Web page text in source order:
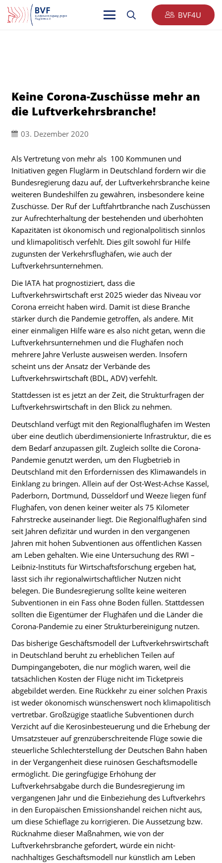
BVF4U
Keine Corona-Zuschüsse mehr an
die Luftverkehrsbranche!
03. Dezember 2020
Als Vertretung von mehr als 100 Kommunen und
Initiativen gegen Fluglärm in Deutschland fordern wir die
Bundesregierung dazu auf, der Luftverkehrsbranche keine
weiteren Bundeshilfen zu gewähren, insbesondere keine
Zuschüsse. Der Ruf der Luftfahrtbranche nach Zuschüssen
zur Aufrechterhaltung der bestehenden und überhöhten
Kapazitäten ist ökonomisch und regionalpolitisch sinnlos
und klimapolitisch verfehlt. Dies gilt sowohl für Hilfe
zugunsten der Verkehrsflughäfen, wie auch der
Luftverkehrsunternehmen.
Die IATA hat prognostiziert, dass die
Luftverkehrswirtschaft erst 2025 wieder das Niveau vor
Corona erreicht haben wird. Damit ist diese Branche
stärker durch die Pandemie getroffen, als andere. Mit
einer einmaligen Hilfe wäre es also nicht getan, wenn die
Luftverkehrsunternehmen und die Flughäfen noch
mehrere Jahre Verluste ausweisen werden. Insofern
scheint uns der Ansatz der Verbände des
Luftverkehrswirtschaft (BDL, ADV) verfehlt.
Stattdessen ist es jetzt an der Zeit, die Strukturfragen der
Luftverkehrswirtschaft in den Blick zu nehmen.
Deutschland verfügt mit den Regionalflughäfen im Westen
über eine deutlich überdimensionierte Infrastruktur, die es
dem Bedarf anzupassen gilt. Zugleich sollte die Corona-
Pandemie genutzt werden, um den Flugbetrieb in
Deutschland mit den Erfordernissen des Klimawandels in
Einklang zu bringen. Allein auf der Ost-West-Achse Kassel,
Paderborn, Dortmund, Düsseldorf und Weeze liegen fünf
Flughäfen, von denen keiner weiter als 75 Kilometer
Fahrstrecke auseinander liegt. Die Regionalflughäfen sind
seit Jahren defizitär und wurden in den vergangenen
Jahren mit hohen Subventionen aus öffentlichen Kassen
am Leben gehalten. Wie eine Untersuchung des RWI –
Leibniz-Instituts für Wirtschaftsforschung ergeben hat,
lässt sich ihr regionalwirtschaftlicher Nutzen nicht
belegen. Die Bundesregierung sollte keine weiteren
Subventionen in ein Fass ohne Boden füllen. Stattdessen
sollten die Eigentümer der Flughäfen und die Länder die
Corona-Pandemie zu einer Strukturbereinigung nutzen.
Das bisherige Geschäftsmodell der Luftverkehrswirtschaft
in Deutschland beruht zu erheblichen Teilen auf
Dumpingangeboten, die nur möglich waren, weil die
tatsächlichen Kosten der Flüge nicht im Ticketpreis
abgebildet werden. Eine Rückkehr zu einer solchen Praxis
ist weder ökonomisch wünschenswert noch klimapolitisch
vertretbar. Großzügige staatliche Subventionen durch
Verzicht auf die Kerosinbesteuerung und die Erhebung der
Umsatzsteuer auf grenzüberschreitende Flüge sowie die
steuerliche Schlechterstellung der Deutschen Bahn haben
in der Vergangenheit diese ruinösen Geschäftsmodelle
ermöglicht. Die geringfügige Erhöhung der
Luftverkehrsabgabe durch die Bundesregierung im
vergangenen Jahr und die Einbeziehung des Luftverkehrs
in den Europäischen Emissionshandel reichen nicht aus,
um diese Schieflage zu korrigieren. Die Aussetzung bzw.
Rücknahme dieser Maßnahmen, wie von der
Luftverkehrsbranche gefordert, würde ein nicht-
nachhaltiges Geschäftsmodell nur künstlich am Leben